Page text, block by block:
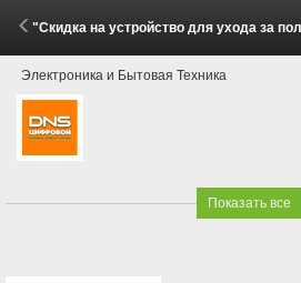
"Скидка на устройство для ухода за полостью рта Revyline при покупке в комплекте!" (26 Мая -
Электроника и Бытовая Техника
Показать все